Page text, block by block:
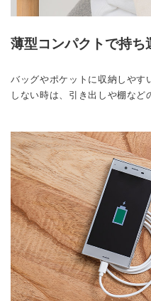
薄型コンパクトで持
バッグやポケットに収納しやす
しない時は、引き出しや棚など